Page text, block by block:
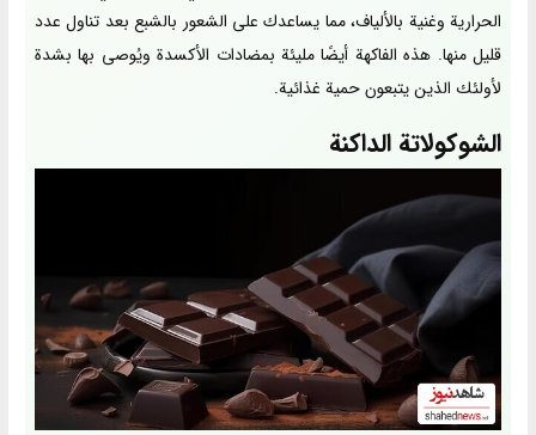
الحرارية وغنية بالألياف، مما يساعدك على الشعور بالشبع بعد تناول عدد
قليل منها. هذه الفاكهة أيضًا مليئة بمضادات الأكسدة ويُوصى بها بشدة
لأولئك الذين يتبعون حمية غذائية.
الشوكولاتة الداكنة